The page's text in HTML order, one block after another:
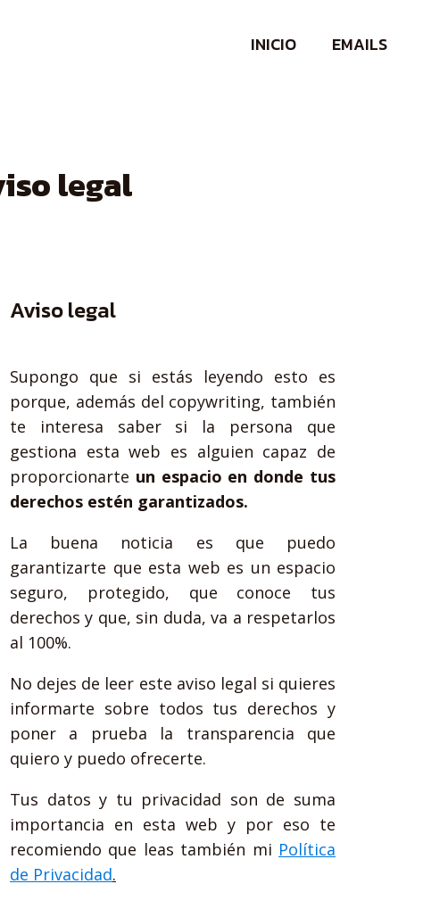
INICIO EMAILS
legal
Aviso legal
Supongo que si estás leyendo esto es
porque, además del copywriting, también
te interesa saber si la persona que
gestiona esta web es alguien capaz de
proporcionarte un espacio en donde tus
derechos estén garantizados.
La buena noticia es que puedo
garantizarte que esta web es un espacio
seguro, protegido, que conoce tus
derechos y que, sin duda, va a respetarlos
al 100%.
No dejes de leer este aviso legal si quieres
informarte sobre todos tus derechos y
poner a prueba la transparencia que
quiero y puedo ofrecerte.
Tus datos y tu privacidad son de suma
importancia en esta web y por eso te
recomiendo que leas también mi Política
de Privacidad.